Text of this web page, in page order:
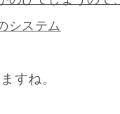
システム
すね。